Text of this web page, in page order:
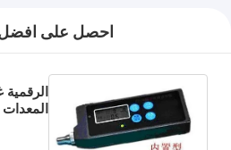
احصل على
الرقمية
المعدات